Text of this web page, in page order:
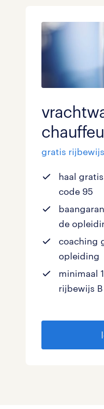
gratis rijbewijs
haal
code 95
de
coaching
opleiding
minimaal
rijbewijs B